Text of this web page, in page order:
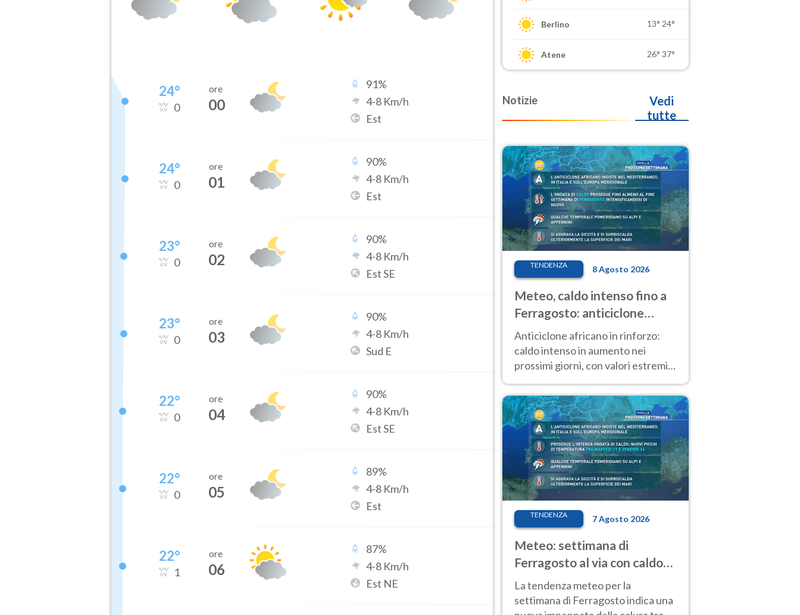
24°
0
ore
00
91%
4-8 Km/h
Est
24°
0
ore
01
90%
4-8 Km/h
Est
23°
0
ore
02
90%
4-8 Km/h
Est SE
23°
0
ore
03
90%
4-8 Km/h
Sud E
22°
0
ore
04
90%
4-8 Km/h
Est SE
22°
0
ore
05
89%
4-8 Km/h
Est
22°
1
ore
06
87%
4-8 Km/h
Est NE
Berlino 13° 24°
Atene 26° 37°
Notizie
Vedi
tutte
TENDENZA 8 Agosto 2026
Meteo, caldo intenso fino a
Ferragosto: anticiclone
africano ancora
protagonista
Anticiclone africano in rinforzo:
caldo intenso in aumento nei
prossimi giorni, con valori estremi
d’Italia
TENDENZA 7 Agosto 2026
Meteo: settimana di
Ferragosto al via con caldo
intenso e qualche temporale
La tendenza meteo per la
settimana di Ferragosto indica una